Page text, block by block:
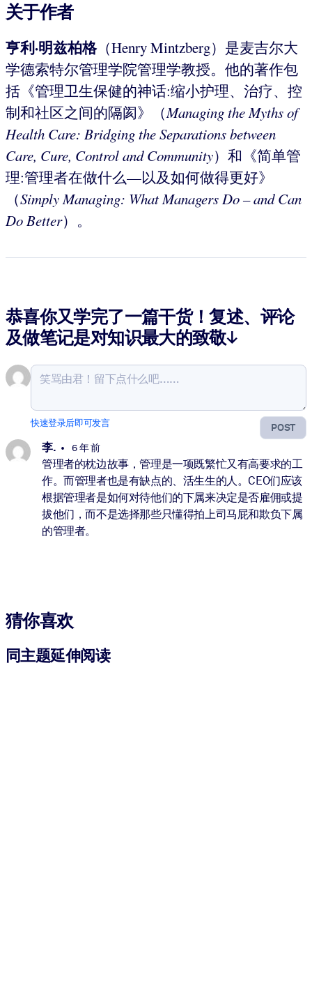
关于作者
亨利·明兹柏格（Henry Mintzberg）是麦吉尔大
学德索特尔管理学院管理学教授。他的著作包
括《管理卫生保健的神话:缩小护理、治疗、控
制和社区之间的隔阂》（Managing the Myths of
Health Care: Bridging the Separations between
Care, Cure, Control and Community）和《简单管
理:管理者在做什么—以及如何做得更好》
（Simply Managing: What Managers Do – and Can
Do Better）。
恭喜你又学完了一篇干货！复述、评论
及做笔记是对知识最大的致敬↓
POST
快速登录后即可发言
李. 6 年 前
管理者的枕边故事，管理是一项既繁忙又有高要求的工
作。而管理者也是有缺点的、活生生的人。CEO们应该
根据管理者是如何对待他们的下属来决定是否雇佣或提
拔他们，而不是选择那些只懂得拍上司马屁和欺负下属
的管理者。
猜你喜欢
同主题延伸阅读